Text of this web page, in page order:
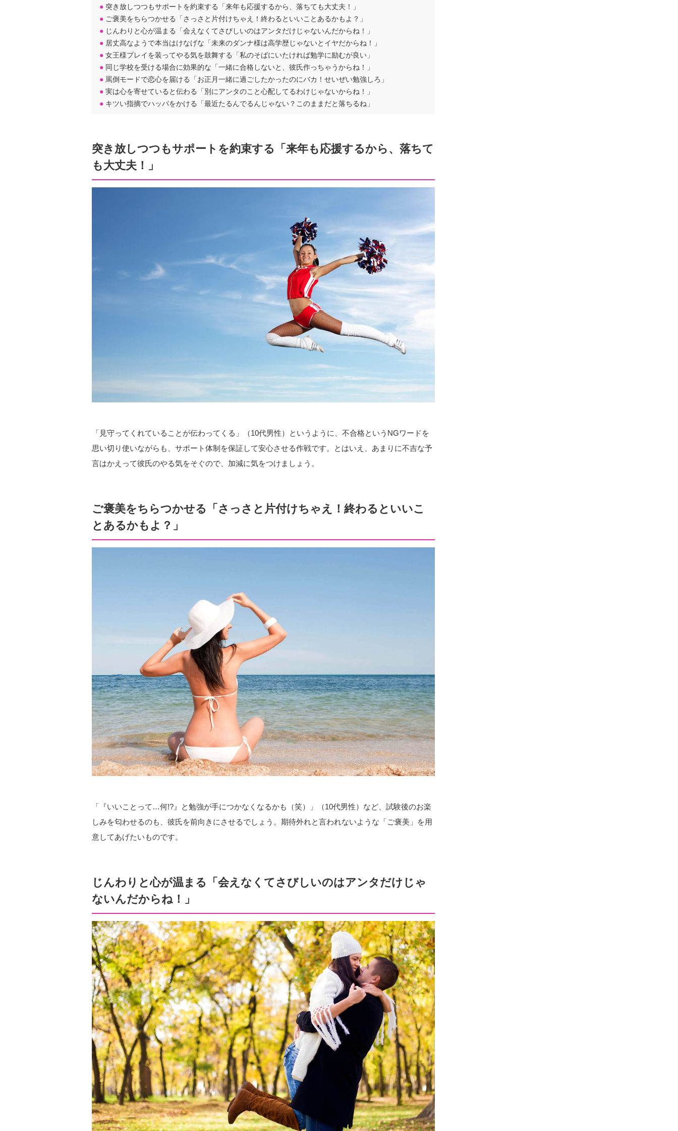
● 突き放しつつもサポートを約束する「来年も応援するから、落ちても大丈夫！」
● ご褒美をちらつかせる「さっさと片付けちゃえ！終わるといいことあるかもよ？」
● じんわりと心が温まる「会えなくてさびしいのはアンタだけじゃないんだからね！」
● 居丈高なようで本当はけなげな「未来のダンナ様は高学歴じゃないとイヤだからね！」
● 女王様プレイを装ってやる気を鼓舞する「私のそばにいたければ勉学に励むが良い」
● 同じ学校を受ける場合に効果的な「一緒に合格しないと、彼氏作っちゃうからね！」
● 罵倒モードで恋心を届ける「お正月一緒に過ごしたかったのにバカ！せいぜい勉強しろ」
● 実は心を寄せていると伝わる「別にアンタのこと心配してるわけじゃないからね！」
● キツい指摘でハッパをかける「最近たるんでるんじゃない？このままだと落ちるね」
突き放しつつもサポートを約束する「来年も応援するから、落ちて
も大丈夫！」
「見守ってくれていることが伝わってくる」（10代男性）というように、不合格というNGワードを
思い切り使いながらも、サポート体制を保証して安心させる作戦です。とはいえ、あまりに不吉な予
言はかえって彼氏のやる気をそぐので、加減に気をつけましょう。
ご褒美をちらつかせる「さっさと片付けちゃえ！終わるといいこ
とあるかもよ？」
「『いいことって…何!?』と勉強が手につかなくなるかも（笑）」（10代男性）など、試験後のお楽
しみを匂わせるのも、彼氏を前向きにさせるでしょう。期待外れと言われないような「ご褒美」を用
意してあげたいものです。
じんわりと心が温まる「会えなくてさびしいのはアンタだけじゃ
ないんだからね！」